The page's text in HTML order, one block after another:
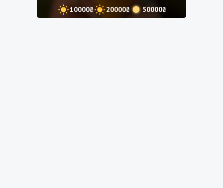
10000₴ 20000₴ 50000₴